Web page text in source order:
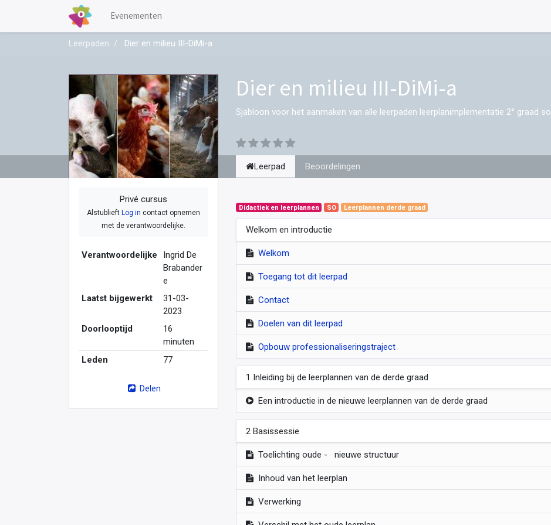
Evenementen
Leerpaden Dier en milieu III-DiMi-a
Dier en milieu III-DiMi-a
Sjabloon voor het aanmaken van alle leerpaden leerplanimplementatie 2° graad so.
Privé cursus
Alstublieft Log in contact opnemen
met de verantwoordelijke.
Verantwoordelijke
Ingrid De
Brabander
e
Laatst bijgewerkt
31-03-
2023
Doorlooptijd
16
minuten
Leden
77
Delen
Leerpad Beoordelingen
Didactiek en leerplannen SO Leerplannen derde graad
Welkom en introductie
Welkom
Toegang tot dit leerpad
Contact
Doelen van dit leerpad
Opbouw professionaliseringstraject
1 Inleiding bij de leerplannen van de derde graad
Een introductie in de nieuwe leerplannen van de derde graad
2 Basissessie
Toelichting oude - nieuwe structuur
Inhoud van het leerplan
Verwerking